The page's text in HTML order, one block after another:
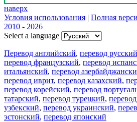
наверх
Условия использования | Полная
2010 - 2026
Select a language
Перевод английский, перевод русский
перевод французский, перевод
итальянский, перевод
перевод иврит, перевод казахский,
перевод корейский, перевод
татарский, перевод турецкий,
узбекский, перевод украинский,
эстонский, перевод японский